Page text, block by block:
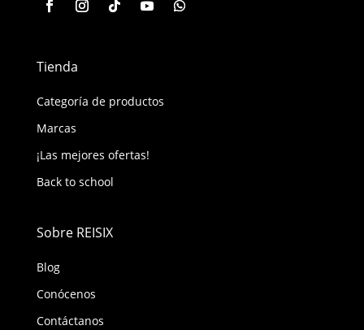
Tienda
Categoría de productos
Marcas
¡Las mejores ofertas!
Back to school
Sobre REISIX
Blog
Conócenos
Contáctanos